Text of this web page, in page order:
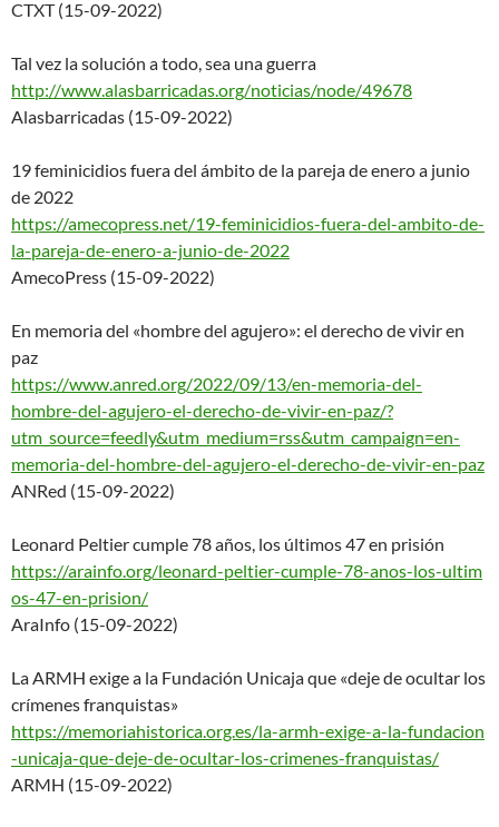
CTXT (15-09-2022)
Tal vez la solución a todo, sea una guerra
http://www.alasbarricadas.org/noticias/node/49678
Alasbarricadas (15-09-2022)
19 feminicidios fuera del ámbito de la pareja de enero a junio
de 2022
https://amecopress.net/19-feminicidios-fuera-del-ambito-de-
la-pareja-de-enero-a-junio-de-2022
AmecoPress (15-09-2022)
En memoria del «hombre del agujero»: el derecho de vivir en
paz
https://www.anred.org/2022/09/13/en-memoria-del-
hombre-del-agujero-el-derecho-de-vivir-en-paz/?
utm_source=feedly&utm_medium=rss&utm_campaign=en-
memoria-del-hombre-del-agujero-el-derecho-de-vivir-en-paz
ANRed (15-09-2022)
Leonard Peltier cumple 78 años, los últimos 47 en prisión
https://arainfo.org/leonard-peltier-cumple-78-anos-los-ultim
os-47-en-prision/
AraInfo (15-09-2022)
La ARMH exige a la Fundación Unicaja que «deje de ocultar los
crímenes franquistas»
https://memoriahistorica.org.es/la-armh-exige-a-la-fundacion
-unicaja-que-deje-de-ocultar-los-crimenes-franquistas/
ARMH (15-09-2022)